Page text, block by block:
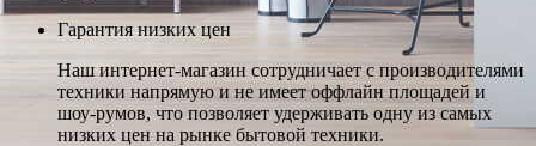
Гарантия низких цен
Наш интернет-магазин сотрудничает с производителями
техники напрямую и не имеет оффлайн площадей и
шоу-румов, что позволяет удерживать одну из самых
низких цен на рынке бытовой техники.